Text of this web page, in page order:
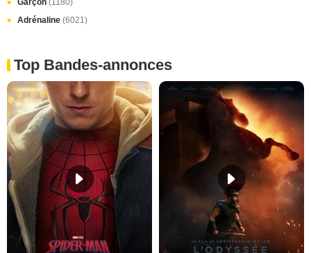
Adrénaline (6021)
Top Bandes-annonces